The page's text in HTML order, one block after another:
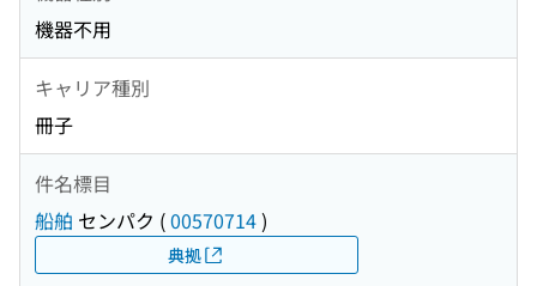
機器不用
キャリア種別
冊子
件名標目
船舶 センパク (00570714)
典拠